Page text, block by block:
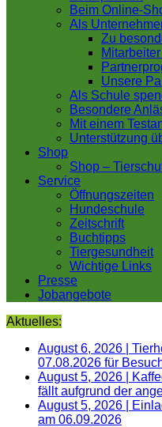
Beim Online-
Als
Zu
Unsere
Als Schule
Besondere
Mit einem
Unterstützung
Shop
Shop –
Service
Öffnungszeiten
Hundeschule
Zeitschrift
Buchtipps
Tiergesundheit
Wichtige Links
Presse
Jobangebote
Aktuelles:
August 6, 2026
07.08.2026 für
August 5, 2026
fällt aufgrund der
August 5, 2026
am 06.09.2026